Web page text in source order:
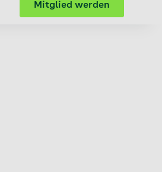
Mitglied werden